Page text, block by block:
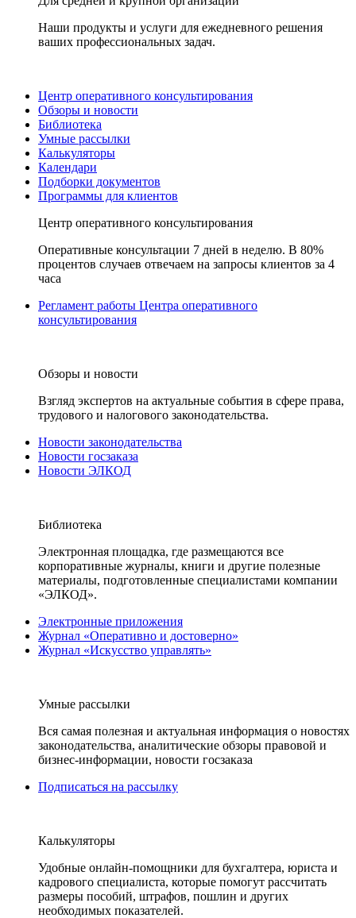
Наши продукты и услуги для ежедневного решения
ваших профессиональных задач.
Центр оперативного консультирования
Обзоры и новости
Библиотека
Умные рассылки
Калькуляторы
Календари
Подборки документов
Программы для клиентов
Центр оперативного консультирования
Оперативные консультации 7 дней в неделю. В 80%
процентов случаев отвечаем на запросы клиентов за 4
часа
Регламент работы Центра оперативного
консультирования
Обзоры и новости
Взгляд экспертов на актуальные события в сфере права,
трудового и налогового законодательства.
Новости законодательства
Новости госзаказа
Новости ЭЛКОД
Библиотека
Электронная площадка, где размещаются все
корпоративные журналы, книги и другие полезные
материалы, подготовленные специалистами компании
«ЭЛКОД».
Электронные приложения
Журнал «Оперативно и достоверно»
Журнал «Искусство управлять»
Умные рассылки
Вся самая полезная и актуальная информация о новостях
законодательства, аналитические обзоры правовой и
бизнес-информации, новости госзаказа
Подписаться на рассылку
Калькуляторы
Удобные онлайн-помощники для бухгалтера, юриста и
кадрового специалиста, которые помогут рассчитать
размеры пособий, штрафов, пошлин и других
необходимых показателей.